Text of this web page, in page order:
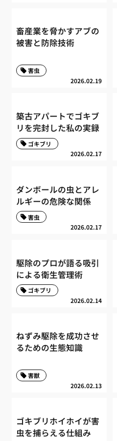
畜産業を脅かすアブの
被害と防除技術
2026.02.19
害虫
築古アパートでゴキブ
リを完封した私の実録
2026.02.17
ゴキブリ
ダンボールの虫とアレ
ルギーの危険な関係
2026.02.17
害虫
駆除のプロが語る吸引
による衛生管理術
2026.02.14
ゴキブリ
ねずみ駆除を成功させ
るための生態知識
2026.02.13
害獣
ゴキブリホイホイが害
虫を捕らえる仕組み